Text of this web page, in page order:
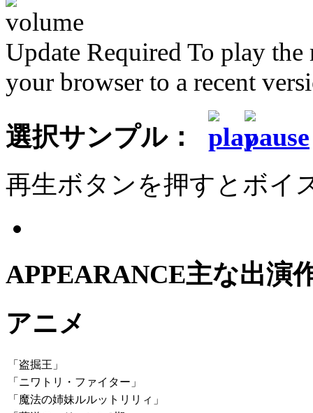
Update Required To play the
your browser to a recent
選択サンプル：
再生ボタンを押すとボイ
APPEARANCE主な出演
アニメ
「盗掘王」
「ニワトリ・ファイター」
「魔法の姉妹ルルットリリィ」